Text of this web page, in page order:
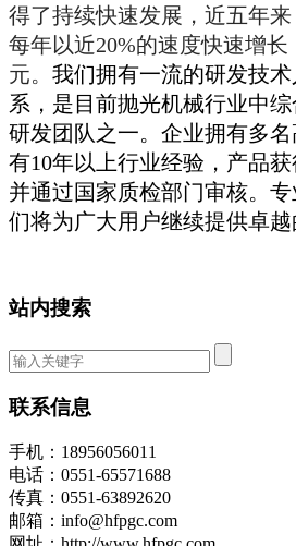
得了持续快速发展，近五年
每年以近20%的速度快速增长
元。 我们拥有一流的研发技
系，是目前抛光机械行业中
研发团队之一。企业拥有多
有10年以上行业经验，产品获
并通过国家质检部门审核。专
们将为广大用户继续提供卓越
站内搜索
联系信息
手机：18956056011
电话：0551-65571688
传真：0551-63892620
邮箱：info@hfpgc.com